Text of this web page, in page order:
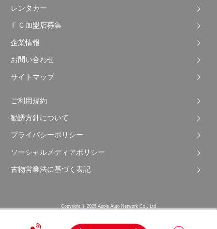
レンタカー
ＦＣ加盟店募集
企業情報
お問い合わせ
サイトマップ
ご利用規約
勧誘方針について
プライバシーポリシー
ソーシャルメディアポリシー
古物営業法に基づく表記
Copyright © 2026 Apple Auto Network Co., Ltd